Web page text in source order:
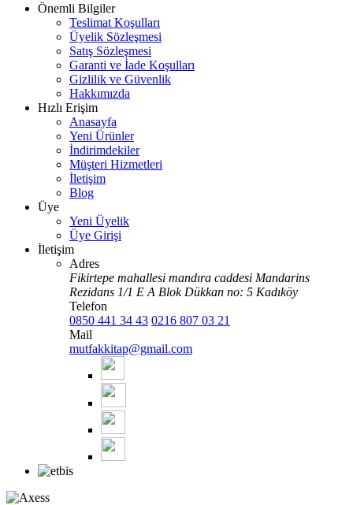
Önemli Bilgiler
Teslimat Koşulları
Üyelik Sözleşmesi
Satış Sözleşmesi
Garanti ve İade Koşulları
Gizlilik ve Güvenlik
Hakkımızda
Hızlı Erişim
Anasayfa
Yeni Ürünler
İndirimdekiler
Müşteri Hizmetleri
İletişim
Blog
Üye
Yeni Üyelik
Üye Girişi
İletişim
Adres
Fikirtepe mahallesi mandıra caddesi Mandarins
Rezidans 1/1 E A Blok Dükkan no: 5 Kadıköy
Telefon
0850 441 34 43 0216 807 03 21
Mail
mutfakkitap@gmail.com